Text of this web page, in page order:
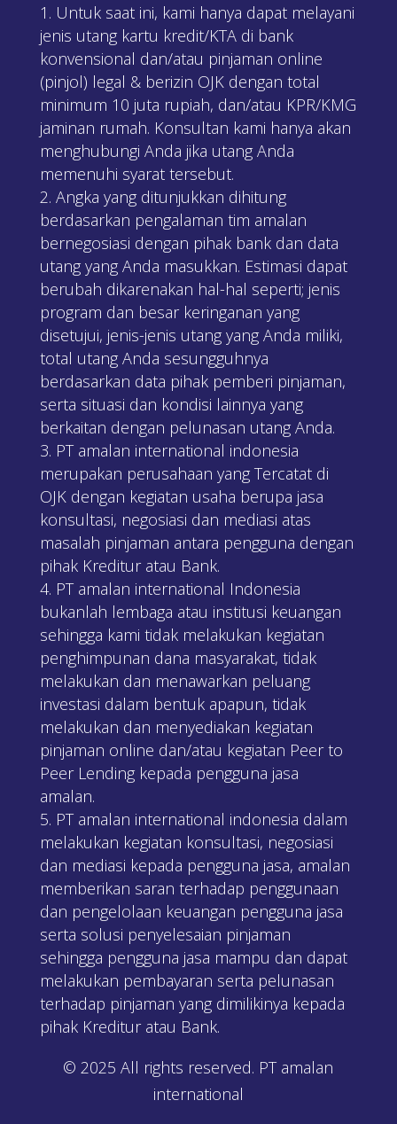
Untuk saat ini, kami hanya dapat melayani
jenis utang kartu kredit/KTA di bank
konvensional dan/atau pinjaman online
(pinjol) legal & berizin OJK dengan total
minimum 10 juta rupiah, dan/atau KPR/KMG
jaminan rumah. Konsultan kami hanya akan
menghubungi Anda jika utang Anda
memenuhi syarat tersebut.
Angka yang ditunjukkan dihitung
berdasarkan pengalaman tim amalan
bernegosiasi dengan pihak bank dan data
utang yang Anda masukkan. Estimasi dapat
berubah dikarenakan hal-hal seperti; jenis
program dan besar keringanan yang
disetujui, jenis-jenis utang yang Anda miliki,
total utang Anda sesungguhnya
berdasarkan data pihak pemberi pinjaman,
serta situasi dan kondisi lainnya yang
berkaitan dengan pelunasan utang Anda.
PT amalan international indonesia
merupakan perusahaan yang Tercatat di
OJK dengan kegiatan usaha berupa jasa
konsultasi, negosiasi dan mediasi atas
masalah pinjaman antara pengguna dengan
pihak Kreditur atau Bank.
PT amalan international Indonesia
bukanlah lembaga atau institusi keuangan
sehingga kami tidak melakukan kegiatan
penghimpunan dana masyarakat, tidak
melakukan dan menawarkan peluang
investasi dalam bentuk apapun, tidak
melakukan dan menyediakan kegiatan
pinjaman online dan/atau kegiatan Peer to
Peer Lending kepada pengguna jasa
amalan.
PT amalan international indonesia dalam
melakukan kegiatan konsultasi, negosiasi
dan mediasi kepada pengguna jasa, amalan
memberikan saran terhadap penggunaan
dan pengelolaan keuangan pengguna jasa
serta solusi penyelesaian pinjaman
sehingga pengguna jasa mampu dan dapat
melakukan pembayaran serta pelunasan
terhadap pinjaman yang dimilikinya kepada
pihak Kreditur atau Bank.
© 2025 All rights reserved. PT amalan
international